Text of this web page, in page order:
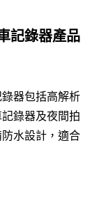
記錄器產品
器包括高解析
錄器及夜間拍
水設計，適合